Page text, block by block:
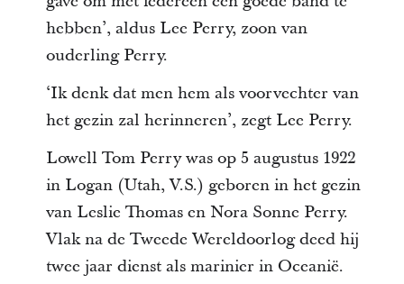
hebben’, aldus Lee Perry, zoon van
ouderling Perry.
‘Ik denk dat men hem als voorvechter van
het gezin zal herinneren’, zegt Lee Perry.
Lowell Tom Perry was op 5 augustus 1922
in Logan (Utah, V.S.) geboren in het gezin
van Leslie Thomas en Nora Sonne Perry.
Vlak na de Tweede Wereldoorlog deed hij
twee jaar dienst als marinier in Oceanië.